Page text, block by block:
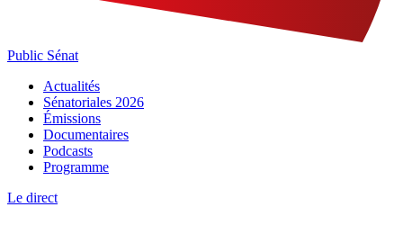
Public Sénat
Actualités
Sénatoriales 2026
Émissions
Documentaires
Podcasts
Programme
Le direct